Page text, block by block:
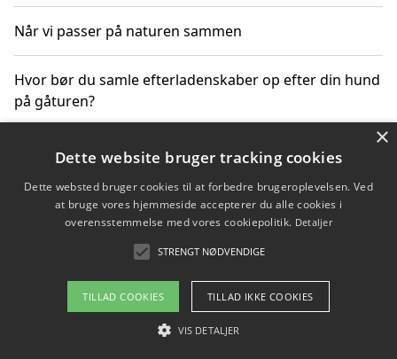
Når vi passer på naturen sammen
Hvor bør du samle efterladenskaber op efter din hund
på gåturen?
Sådan rydder du effektivt op efter et stort event
Copyright 2026 - Pilanto Aps
Om / kontakt
Blog Betingelser
×
Dette website bruger tracking cookies
Dette websted bruger cookies til at forbedre brugeroplevelsen. Ved
at bruge vores hjemmeside accepterer du alle cookies i
overensstemmelse med vores cookiepolitik. Detaljer
STRENGT NØDVENDIGE
TILLAD COOKIES TILLAD IKKE COOKIES
VIS DETALJER